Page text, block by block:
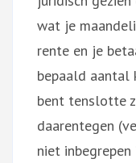
wat je
rente en je
bepaald aantal
bent tenslotte
daarentegen
niet